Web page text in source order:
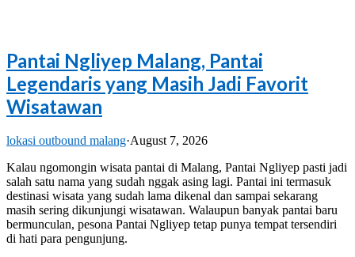
Pantai Ngliyep Malang, Pantai
Legendaris yang Masih Jadi Favorit
Wisatawan
lokasi outbound malang·August 7, 2026
Kalau ngomongin wisata pantai di Malang, Pantai Ngliyep pasti jadi
salah satu nama yang sudah nggak asing lagi. Pantai ini termasuk
destinasi wisata yang sudah lama dikenal dan sampai sekarang
masih sering dikunjungi wisatawan. Walaupun banyak pantai baru
bermunculan, pesona Pantai Ngliyep tetap punya tempat tersendiri
di hati para pengunjung.